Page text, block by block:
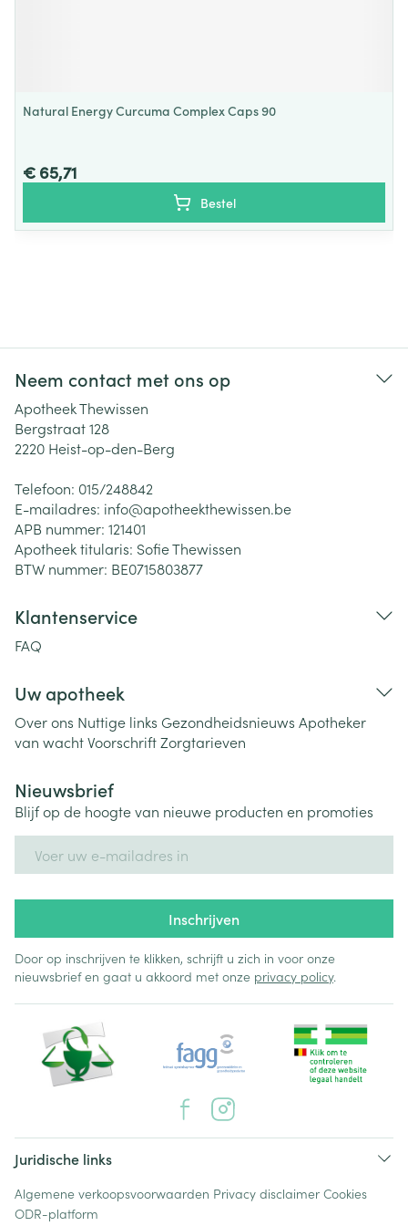
Natural Energy Curcuma Complex Caps 90
€ 65,71
Bestel
Neem contact met ons op
Apotheek Thewissen
Bergstraat 128
2220 Heist-op-den-Berg
Telefoon: 015/248842
E-mailadres: info@apotheekthewissen.be
APB nummer: 121401
Apotheek titularis: Sofie Thewissen
BTW nummer: BE0715803877
Klantenservice
FAQ
Uw apotheek
Over ons Nuttige links Gezondheidsnieuws Apotheker
van wachtVoorschriftZorgtarieven
Nieuwsbrief
Blijf op de hoogte van nieuwe producten en promoties
Inschrijven
Door op inschrijven te klikken, schrijft u zich in voor onze
nieuwsbrief en gaat u akkoord met onze privacy policy.
Juridische links
Algemene verkoopsvoorwaarden Privacy disclaimer Cookies
ODR-platform